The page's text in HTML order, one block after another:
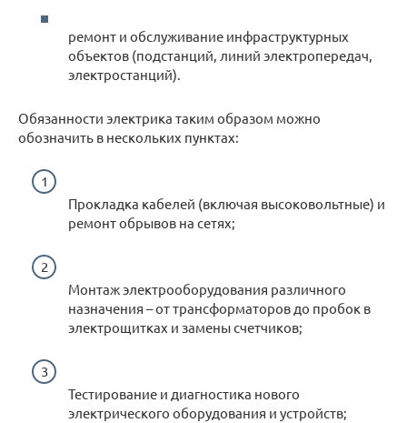
ремонт и обслуживание инфраструктурных
объектов (подстанций, линий электропередач,
электростанций).
Обязанности электрика таким образом можно
обозначить в нескольких пунктах:
Прокладка кабелей (включая высоковольтные) и
ремонт обрывов на сетях;
Монтаж электрооборудования различного
назначения – от трансформаторов до пробок в
электрощитках и замены счетчиков;
Тестирование и диагностика нового
электрического оборудования и устройств;